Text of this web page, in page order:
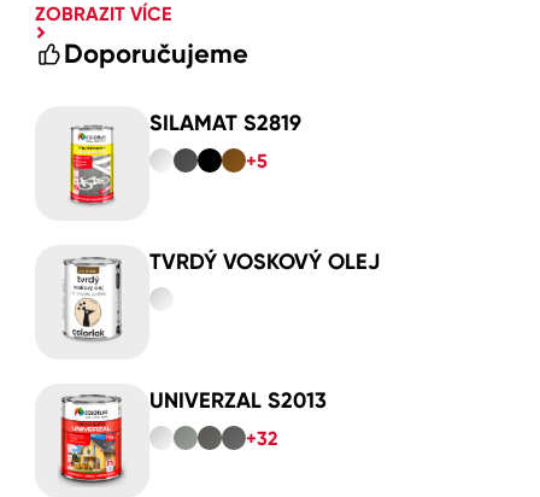
ZOBRAZIT VÍCE
Doporučujeme
SILAMAT S2819
+5
TVRDÝ VOSKOVÝ OLEJ
UNIVERZAL S2013
+32